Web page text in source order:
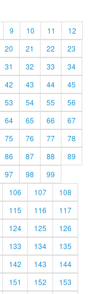
9 10 11
12
20 21 22
23
31 32 33
34
42 43 44
45
53 54 55
56
64 65 66
67
75 76 77
78
86 87 88
89
97 98
99
106 107
108
115 116
117
124 125
126
133 134
135
142 143
144
151 152
153